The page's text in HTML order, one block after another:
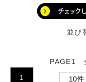
並び
PAGE1
1